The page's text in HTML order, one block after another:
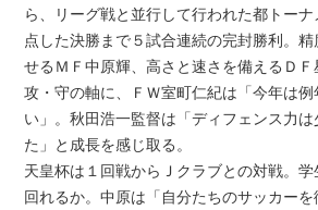
ら、リーグ戦と並行して行われた都トー
点した決勝まで５試合連続の完封勝利。
せるＭＦ中原輝、高さと速さを備えるＤ
攻・守の軸に、ＦＷ室町仁紀は「今年は
い」。秋田浩一監督は「ディフェンス力は
た」と成長を感じ取る。
天皇杯は１回戦からＪクラブとの対戦。
回れるか。中原は「自分たちのサッカー